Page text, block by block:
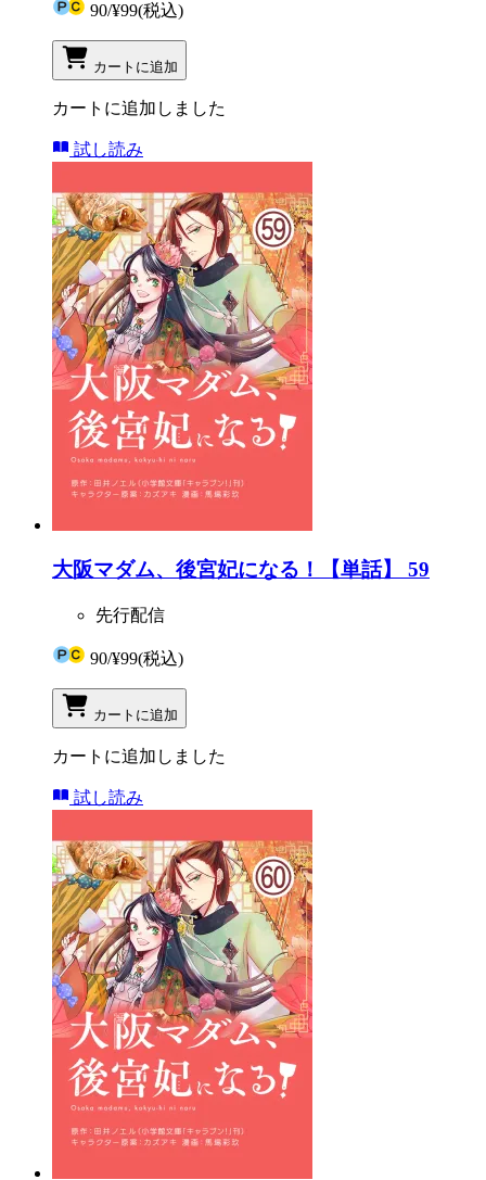
90/¥99(税込)
カートに追加
カートに追加しました
試し読み
大阪マダム、後宮妃になる！【単話】 59
先行配信
90/¥99(税込)
カートに追加
カートに追加しました
試し読み